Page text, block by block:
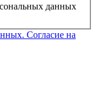
данных
Согласие на